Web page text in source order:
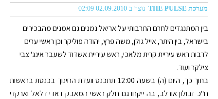
מערכת THE PULSE נוצר ב 02.09.2010 02:09
בין המתנגדים לחרם התרבותי על אריאל נמנים גם אמנים מהבכירים
בישראל, בין היתר, אייל גולן, משה פרץ, יהודה פוליקר וכן ראשי ערים
לרבות ראש עיריית קרית מלאכי, ראש עיריית אשדוד לשעבר אינג' צבי
צילקר ועוד.
בתוך כך, היום (ה) בשעה 12:00 תתכנס וועדת החינוך בכנסת בראשות
ח"כ זבולון אורלב, בה ייקחו גם חלק ראשי המאבק דאדי דלאל וארקדי